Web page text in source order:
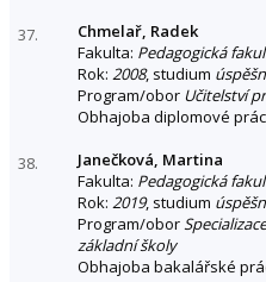
37.
Chmelař, Radek
Fakulta: Pedagogická
Rok: 2008, studium
Program/obor Učitelství
Obhajoba diplomové
38.
Janečková, Martina
Fakulta: Pedagogická
Rok: 2019, studium
Program/obor
základní školy
Obhajoba bakalářské